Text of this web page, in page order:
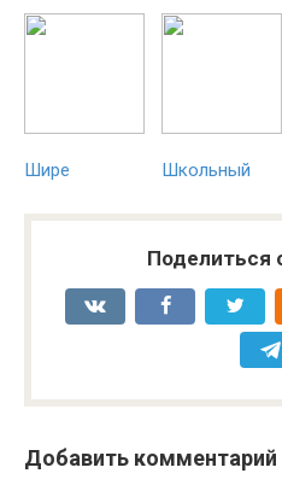
Шире Школьный
Поделиться
Добавить комментарий